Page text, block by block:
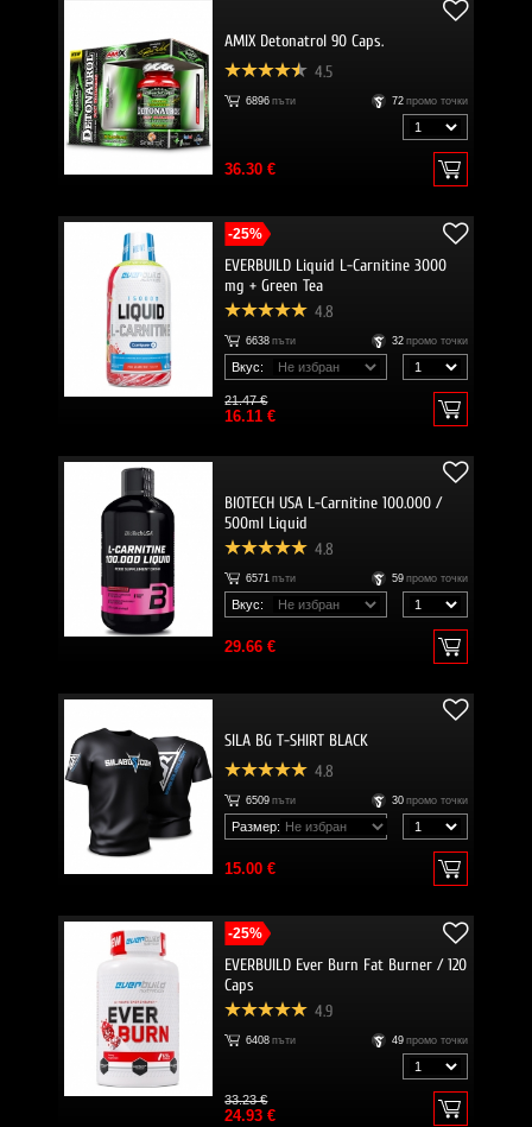
AMIX Detonatrol 90 Caps.
4.5
6896 пъти 72 промо точки
36.30 €
-25%
EVERBUILD Liquid L-Carnitine 3000
mg + Green Tea
4.8
6638 пъти 32 промо точки
Вкус:
21.47 €
16.11 €
BIOTECH USA L-Carnitine 100.000 /
500ml Liquid
4.8
6571 пъти 59 промо точки
Вкус:
29.66 €
SILA BG T-SHIRT BLACK
4.8
6509 пъти 30 промо точки
Размер:
15.00 €
-25%
EVERBUILD Ever Burn Fat Burner / 120
Caps
4.9
6408 пъти 49 промо точки
33.23 €
24.93 €